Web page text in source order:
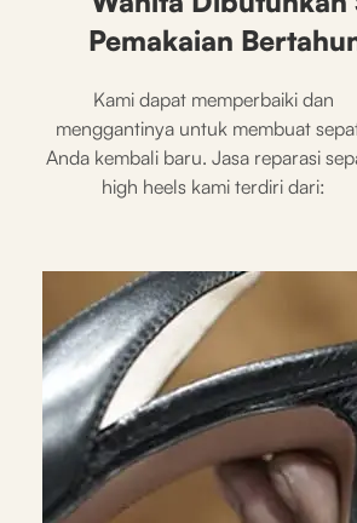
Pemakaian
Kami dapat memperbaiki dan
menggantinya untuk membuat
Anda kembali baru. Jasa reparasi
high heels kami terdiri dari: